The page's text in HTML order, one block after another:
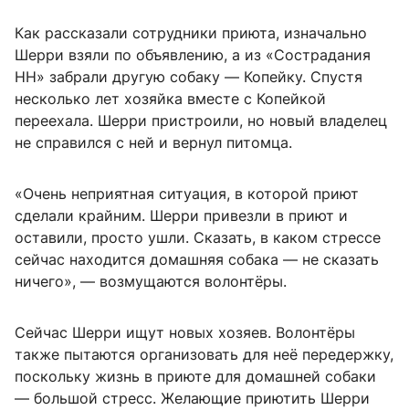
Как рассказали сотрудники приюта, изначально
Шерри взяли по объявлению, а из «Сострадания
НН» забрали другую собаку — Копейку. Спустя
несколько лет хозяйка вместе с Копейкой
переехала. Шерри пристроили, но новый владелец
не справился с ней и вернул питомца.
«Очень неприятная ситуация, в которой приют
сделали крайним. Шерри привезли в приют и
оставили, просто ушли. Сказать, в каком стрессе
сейчас находится домашняя собака — не сказать
ничего», — возмущаются волонтёры.
Сейчас Шерри ищут новых хозяев. Волонтёры
также пытаются организовать для неё передержку,
поскольку жизнь в приюте для домашней собаки
— большой стресс. Желающие приютить Шерри